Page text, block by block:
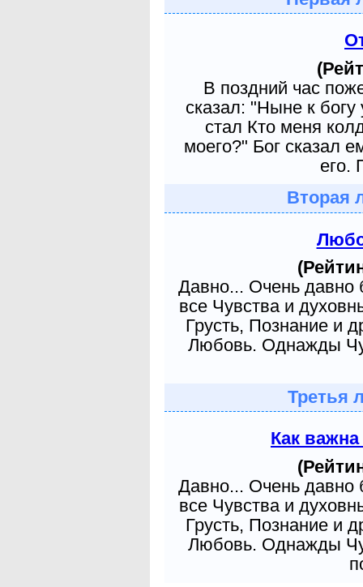
В поздний час
сказал: "Ныне к
стал Кто меня
моего?" Бог сказал
его.
Вторая
Давно... Очень давно
все Чувства и
Грусть, Познание и
Любовь. Однажды
Третья
Как
Давно... Очень давно
все Чувства и
Грусть, Познание и
Любовь. Однажды